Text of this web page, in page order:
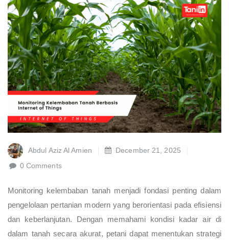
Abdul Aziz Al Amien
December 21, 2025
0 Comments
Monitoring kelembaban tanah menjadi fondasi penting dalam
pengelolaan pertanian modern yang berorientasi pada efisiensi
dan keberlanjutan. Dengan memahami kondisi kadar air di
dalam tanah secara akurat, petani dapat menentukan strategi